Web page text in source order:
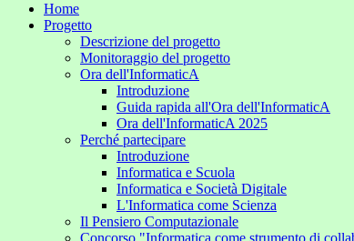
Home
Progetto
Descrizione del progetto
Monitoraggio del progetto
Ora dell'InformaticA
Introduzione
Guida rapida all'Ora dell'InformaticA
Ora dell'InformaticA 2025
Perché partecipare
Introduzione
Informatica e Scuola
Informatica e Società Digitale
L'Informatica come Scienza
Il Pensiero Computazionale
Concorso "Informatica come strumento di